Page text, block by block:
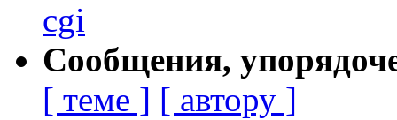
cgi
Сообщения,
[ теме ] [ автору ]